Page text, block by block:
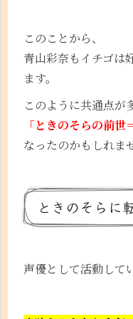
このことから、
青山彩奈もイチゴは
ます。
このように共通点が
「ときのそらの前世
なったのかもしれま
ときのそらに
声優として活動して